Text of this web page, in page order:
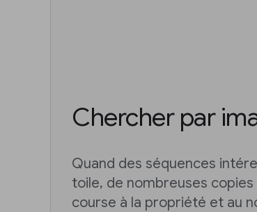
Chercher par
Quand des séquences
toile, de nombreuses
course à la propriété et au